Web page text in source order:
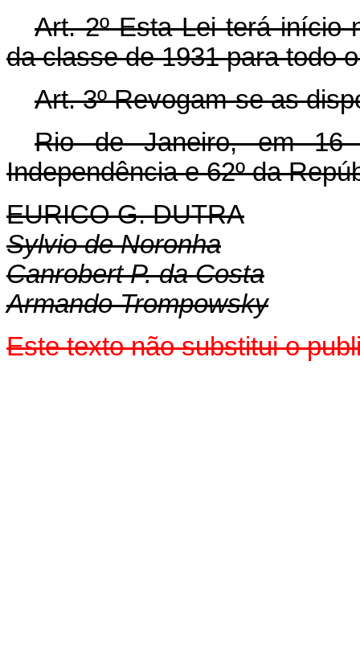
Art.2º Esta Lei terá início
da classe de 1931 para todo
Art.3º Revogam-se as
Rio de Janeiro, em 16
Independência e 62º da
EURICO G. DUTRA
Sylvio de Noronha
Canrobert P. da Costa
Armando Trompowsky
Este texto não substitui o